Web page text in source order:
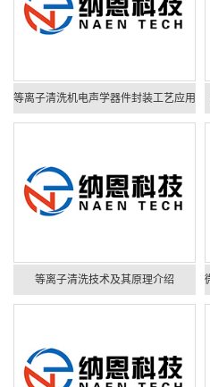
等离子清洗机电声学器件封装工艺应用
等离子清洗技术及其原理介绍